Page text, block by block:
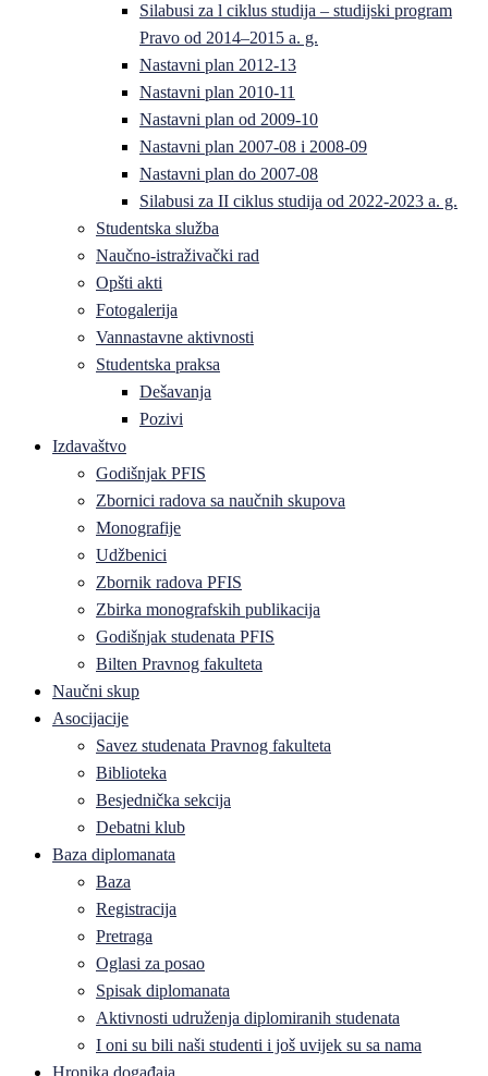
Silabusi za l ciklus studija – studijski program
Pravo od 2014–2015 a. g.
Nastavni plan 2012-13
Nastavni plan 2010-11
Nastavni plan od 2009-10
Nastavni plan 2007-08 i 2008-09
Nastavni plan do 2007-08
Silabusi za II ciklus studija od 2022-2023 a. g.
Studentska služba
Naučno-istraživački rad
Opšti akti
Fotogalerija
Vannastavne aktivnosti
Studentska praksa
Dešavanja
Pozivi
Izdavaštvo
Godišnjak PFIS
Zbornici radova sa naučnih skupova
Monografije
Udžbenici
Zbornik radova PFIS
Zbirka monografskih publikacija
Godišnjak studenata PFIS
Bilten Pravnog fakulteta
Naučni skup
Asocijacije
Savez studenata Pravnog fakulteta
Biblioteka
Besjednička sekcija
Debatni klub
Baza diplomanata
Baza
Registracija
Pretraga
Oglasi za posao
Spisak diplomanata
Aktivnosti udruženja diplomiranih studenata
I oni su bili naši studenti i još uvijek su sa nama
Hronika događaja